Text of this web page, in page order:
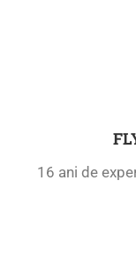
16 ani de